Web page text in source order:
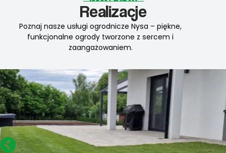
Realizacje
Poznaj nasze usługi ogrodnicze Nysa – piękne,
funkcjonalne ogrody tworzone z sercem i
zaangażowaniem.